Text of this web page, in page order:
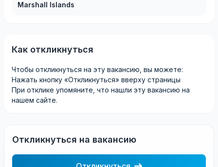
Marshall Islands
Как откликнуться
Чтобы откликнуться на эту вакансию, вы можете:
Нажать кнопку «Откликнуться» вверху страницы
При отклике упомяните, что нашли эту вакансию на
нашем сайте.
Откликнуться на вакансию